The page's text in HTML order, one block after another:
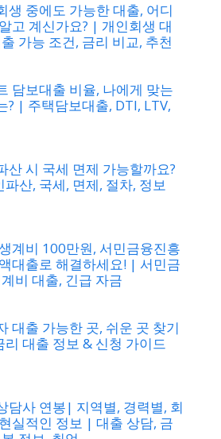
생 중에도 가능한 대출, 어디
고 계신가요? | 개인회생 대
가능 조건, 금리 비교, 추천
담보대출 비율, 나에게 맞는
? | 주택담보대출, DTI, LTV,
산 시 국세 면제 가능할까요?
파산, 국세, 면제, 절차, 정보
계비 100만원, 서민금융진흥
대출로 해결하세요! | 서민금
비 대출, 긴급 자금
대출 가능한 곳, 쉬운 곳 찾기
리 대출 정보 & 신청 가이드
담사 연봉| 지역별, 경력별, 회
실적인 정보 | 대출 상담, 금